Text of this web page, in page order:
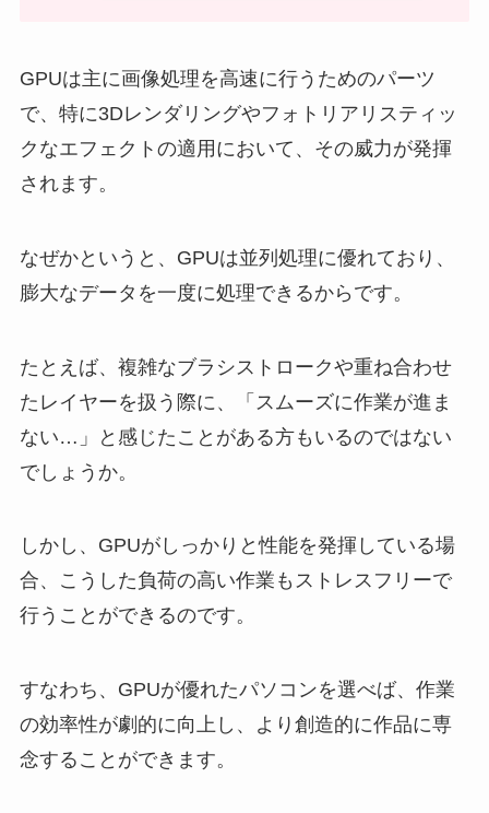
GPUは主に画像処理を高速に行うためのパーツ
で、特に3Dレンダリングやフォトリアリスティッ
クなエフェクトの適用において、その威力が発揮
されます。
なぜかというと、GPUは並列処理に優れており、
膨大なデータを一度に処理できるからです。
たとえば、複雑なブラシストロークや重ね合わせ
たレイヤーを扱う際に、「スムーズに作業が進ま
ない…」と感じたことがある方もいるのではない
でしょうか。
しかし、GPUがしっかりと性能を発揮している場
合、こうした負荷の高い作業もストレスフリーで
行うことができるのです。
すなわち、GPUが優れたパソコンを選べば、作業
の効率性が劇的に向上し、より創造的に作品に専
念することができます。